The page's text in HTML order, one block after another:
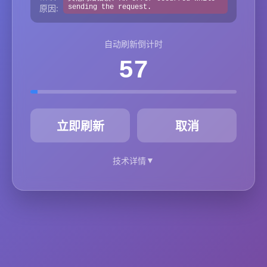
原因:
sending the request.
自动刷新倒计时
57
立即刷新 取消
技术详情▼